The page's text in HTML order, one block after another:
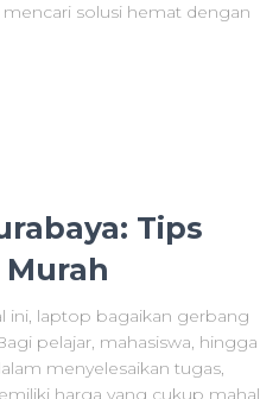
solusi hemat dengan
Tips
ini, laptop bagaikan gerbang
pelajar, mahasiswa, hingga
menyelesaikan tugas,
harga yang cukup mahal